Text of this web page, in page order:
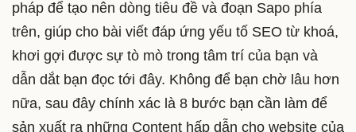
pháp để tạo nên dòng tiêu đề và đoạn Sapo phía
trên, giúp cho bài viết đáp ứng yếu tố SEO từ khoá,
khơi gợi được sự tò mò trong tâm trí của bạn và
dẫn dắt bạn đọc tới đây. Không để bạn chờ lâu hơn
nữa, sau đây chính xác là 8 bước bạn cần làm để
sản xuất ra những Content hấp dẫn cho website của